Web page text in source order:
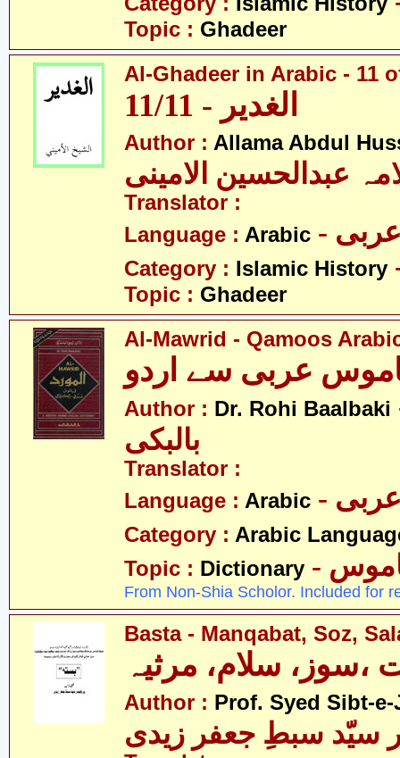
Topic : Ghadeer
Al-Ghadeer in Arabic - 11
11/11 - الغدیر
Author : Allama Abdul
عبدالحسین الامینی
Translator :
Language : Arabic عربی
Category : Islamic History
Topic : Ghadeer
Al-Mawrid - Qamoos
عربی سے اردو
Author : Dr. Rohi Baalbaki
بالبکی
Translator :
Language : Arabic عربی
Category : Arabic
Topic : Dictionary
From Non-Shia Scholor. Included for
Basta - Manqabat, Soz,
،سوز، سلام، مرثیہ
Author : Prof. Syed Sibt-
سیّد سبطِ جعفر زیدی